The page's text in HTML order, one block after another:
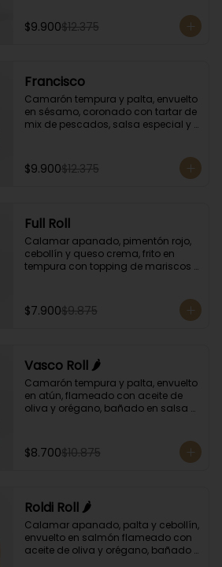
$9.900$12.375
Francisco
Camarón tempura y palta, envuelto
en sésamo, coronado con tartar de
mix de pescados, salsa especial y
$9.900$12.375
Full Roll
Calamar apanado, pimentón rojo,
cebollín y queso crema, frito en
tempura con topping de mariscos
$7.900$9.875
Vasco Roll 🌶️
Camarón tempura y palta, envuelto
en atún, flameado con aceite de
oliva y orégano, bañado en salsa
$8.700$10.875
Roldi Roll 🌶️
Calamar apanado, palta y cebollín,
envuelto en salmón flameado con
aceite de oliva y orégano, bañado